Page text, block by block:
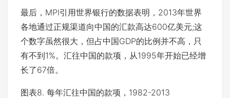
最后，MPI引用世界银行的数据表明，2013年世界
各地通过正规渠道向中国的汇款高达600亿美元;这
个数字虽然很大，但占中国GDP的比例并不高，只
有不到1%。汇往中国的款项，从1995年开始已经增
长了67倍。
图表8. 每年汇往中国的款项，1982-2013